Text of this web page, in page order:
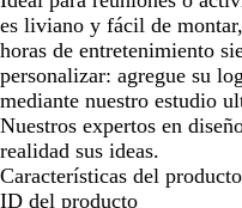
es liviano y fácil de
horas de entretenimiento
personalizar: agregue su
mediante nuestro estudio
Nuestros expertos en
realidad sus ideas.
Características del producto
ID del producto